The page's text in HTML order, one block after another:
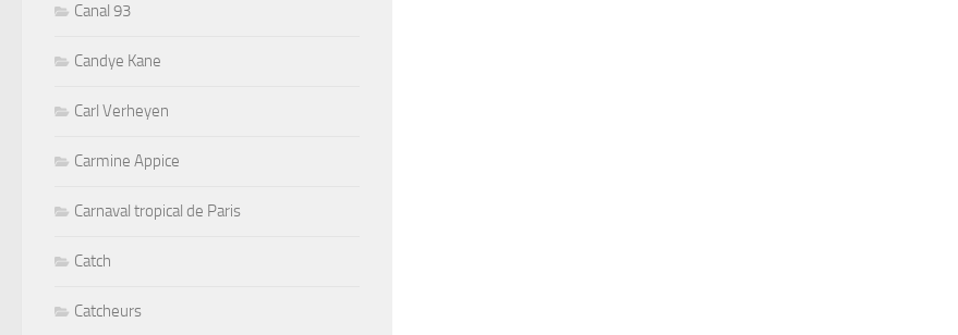
Canal 93
Candye Kane
Carl Verheyen
Carmine Appice
Carnaval tropical de Paris
Catch
Catcheurs